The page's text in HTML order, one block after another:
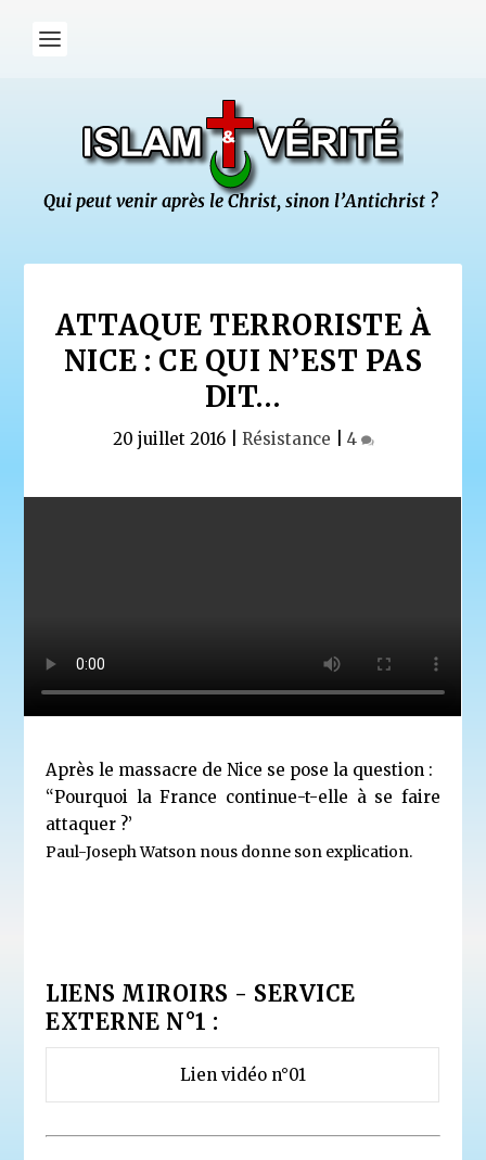
ATTAQUE TERRORISTE À
NICE : CE QUI N’EST PAS
DIT…
20 juillet 2016| Résistance 4
Après le massacre de Nice se pose la question :
“Pourquoi la France continue-t-elle à se faire
attaquer ?’
Paul-Joseph Watson nous donne son explication.
LIENS MIROIRS - SERVICE
EXTERNE N°1 :
Lien vidéo n°01